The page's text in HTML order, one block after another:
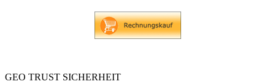
GEO TRUST SICHERHEIT